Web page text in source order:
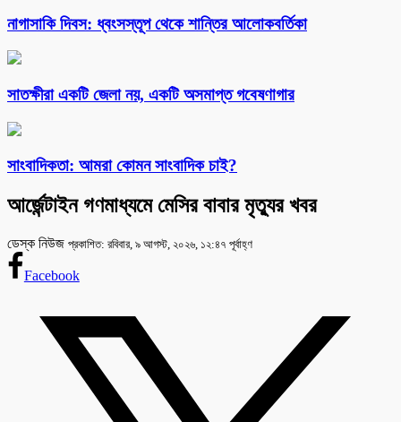
নাগাসাকি দিবস: ধ্বংসস্তূপ থেকে শান্তির আলোকবর্তিকা
সাতক্ষীরা একটি জেলা নয়, একটি অসমাপ্ত গবেষণাগার
সাংবাদিকতা: আমরা কোমন সাংবাদিক চাই?
আর্জেন্টাইন গণমাধ্যমে মেসির বাবার মৃত্যুর খবর
ডেস্ক নিউজ প্রকাশিত: রবিবার, ৯ আগস্ট, ২০২৬, ১২:৪৭ পূর্বাহ্ণ
Facebook